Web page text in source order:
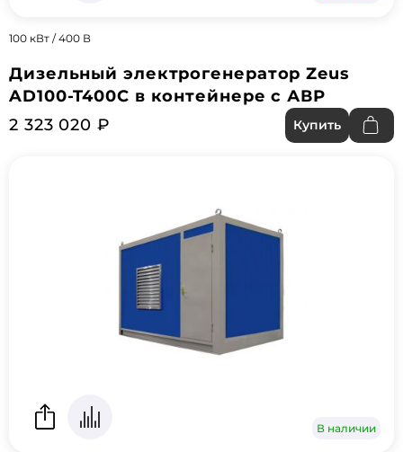
100 кВт / 400 В
Дизельный электрогенератор Zeus
AD100-T400C в контейнере с АВР
2 323 020 ₽
Купить
В наличии